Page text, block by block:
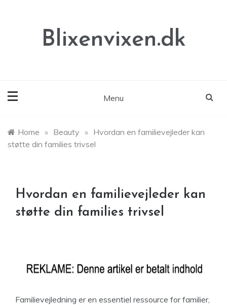
Blixenvixen.dk
Menu
Home » Beauty » Hvordan en familievejleder kan
støtte din families trivsel
Hvordan en familievejleder kan
støtte din families trivsel
Familievejledning er en essentiel ressource for familier,